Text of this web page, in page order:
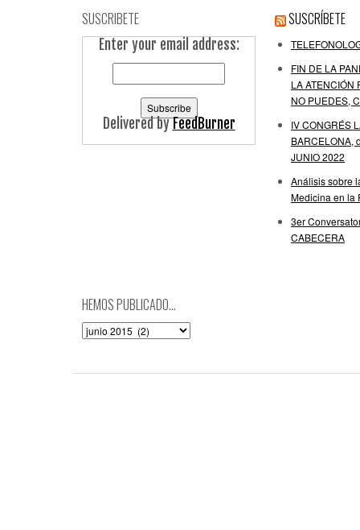
SUSCRIBETE
Enter your email address:
Delivered byFeedBurner
SUSCRÍBETE
FIN DE LA
LA ATENCIÓN
NO PUEDES,
IV CONGRÉS
BARCELONA,
JUNIO 2022
Análisis sobre
Medicina en la
3er
CABECERA
HEMOS PUBLICADO…
Hemos